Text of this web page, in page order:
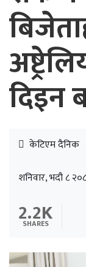
दिइन
केटिएम दैनिक
शनिवार, भदौ ८
2.2K
SHARES